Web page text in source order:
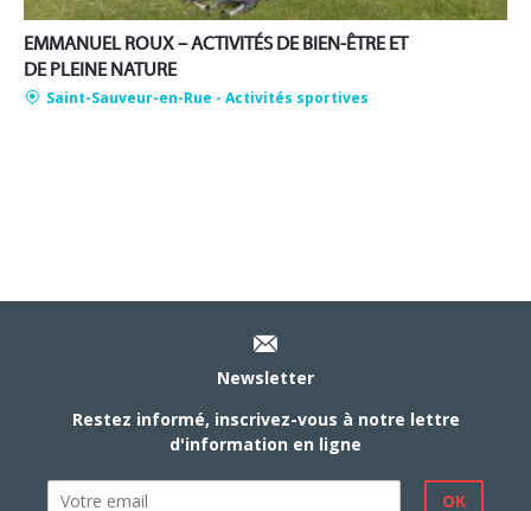
EMMANUEL ROUX – ACTIVITÉS DE BIEN-ÊTRE ET
DE PLEINE NATURE
Saint-Sauveur-en-Rue - Activités sportives
Newsletter
Restez informé, inscrivez-vous à notre lettre
d'information en ligne